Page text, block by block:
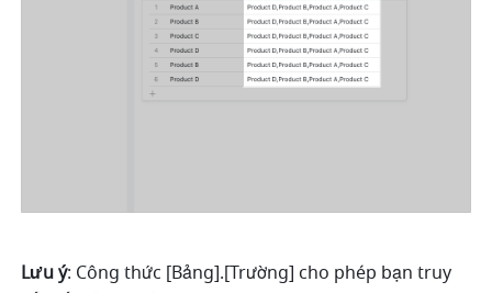
Lưu ý: Công thức [Bảng].[Trường] cho phép bạn truy